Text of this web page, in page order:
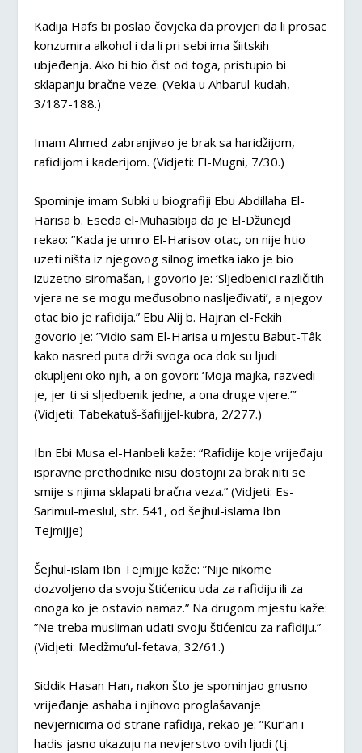
Kadija Hafs bi poslao čovjeka da provjeri da li prosac
konzumira alkohol i da li pri sebi ima šiitskih
ubjeđenja. Ako bi bio čist od toga, pristupio bi
sklapanju bračne veze. (Vekia u Ahbarul-kudah,
3/187-188.)
Imam Ahmed zabranjivao je brak sa haridžijom,
rafidijom i kaderijom. (Vidjeti: El-Mugni, 7/30.)
Spominje imam Subki u biografiji Ebu Abdillaha El-
Harisa b. Eseda el-Muhasibija da je El-Džunejd
rekao: ”Kada je umro El-Harisov otac, on nije htio
uzeti ništa iz njegovog silnog imetka iako je bio
izuzetno siromašan, i govorio je: ‘Sljedbenici različitih
vjera ne se mogu međusobno nasljeđivati’, a njegov
otac bio je rafidija.” Ebu Alij b. Hajran el-Fekih
govorio je: ”Vidio sam El-Harisa u mjestu Babut-Tâk
kako nasred puta drži svoga oca dok su ljudi
okupljeni oko njih, a on govori: ‘Moja majka, razvedi
je, jer ti si sljedbenik jedne, a ona druge vjere.”’
(Vidjeti: Tabekatuš-šafiijjel-kubra, 2/277.)
Ibn Ebi Musa el-Hanbeli kaže: “Rafidije koje vrijeđaju
ispravne prethodnike nisu dostojni za brak niti se
smije s njima sklapati bračna veza.” (Vidjeti: Es-
Sarimul-meslul, str. 541, od šejhul-islama Ibn
Tejmijje)
Šejhul-islam Ibn Tejmijje kaže: ”Nije nikome
dozvoljeno da svoju štićenicu uda za rafidiju ili za
onoga ko je ostavio namaz.” Na drugom mjestu kaže:
”Ne treba musliman udati svoju štićenicu za rafidiju.”
(Vidjeti: Medžmu’ul-fetava, 32/61.)
Siddik Hasan Han, nakon što je spominjao gnusno
vrijeđanje ashaba i njihovo proglašavanje
nevjernicima od strane rafidija, rekao je: ”Kur’an i
hadis jasno ukazuju na nevjerstvo ovih ljudi (tj.